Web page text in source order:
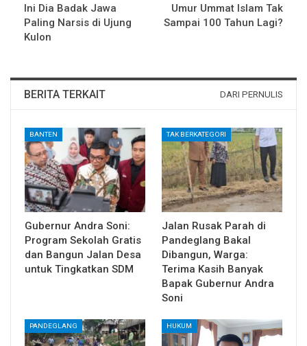
Ini Dia Badak Jawa
Paling Narsis di Ujung
Kulon
Umur Ummat Islam Tak
Sampai 100 Tahun Lagi?
BERITA TERKAIT DARI PERNULIS
BANTEN
Gubernur Andra Soni:
Program Sekolah Gratis
dan Bangun Jalan Desa
untuk Tingkatkan SDM
TAK BERKATEGORI
Jalan Rusak Parah di
Pandeglang Bakal
Dibangun, Warga:
Terima Kasih Banyak
Bapak Gubernur Andra
Soni
PANDEGLANG HUKUM